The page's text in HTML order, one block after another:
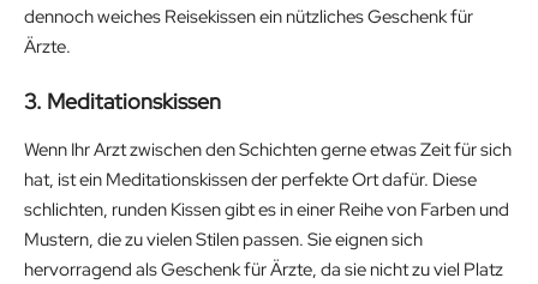
dennoch weiches Reisekissen ein nützliches Geschenk für
Ärzte.
3. Meditationskissen
Wenn Ihr Arzt zwischen den Schichten gerne etwas Zeit für sich
hat, ist ein Meditationskissen der perfekte Ort dafür. Diese
schlichten, runden Kissen gibt es in einer Reihe von Farben und
Mustern, die zu vielen Stilen passen. Sie eignen sich
hervorragend als Geschenk für Ärzte, da sie nicht zu viel Platz